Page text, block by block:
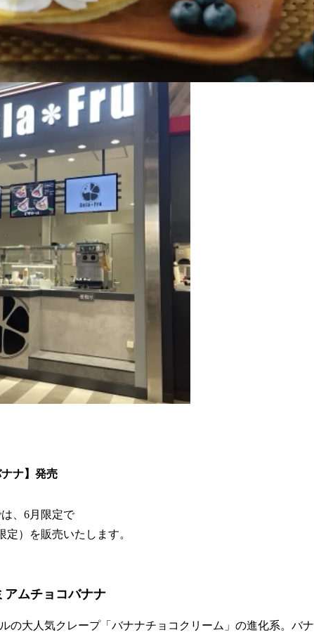
ナ】発売
、6月限定で
定）を販売いたします。
ムチョコバナナ
の大人気クレープ「バナナチョコクリーム」の進化系。バナ